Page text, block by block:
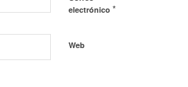
electrónico *
Web